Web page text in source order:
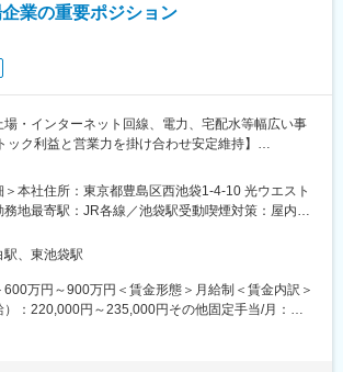
です。単なる仲介・助言にとどまらず、事業リス
ら実行フェーズに深く関与し、成果創出にコミッ
代人材の育成を通じ、組織全体のM&A支援力の高度
務内容
おける全体設計およびプロジェクトマネジメント
ナーとの意思決定支援およびステークホルダー調
ューアップに向けた戦略策定
Merger Integration）に関する実行計画策定・進捗管
業の重要ポジション
場・インターネット回線、電力、宅配水等幅広い事
ック利益と営業力を掛け合わせ安定維持】
用規模となっている光通信グループの投資管理のポ
。選定された投資対象の取引執行および約定後のオ
を責任者として管掌いただきます。
ード感のある環境で責任あるポジションをお任せい
＞本社住所：東京都豊島区西池袋1-4-10 光ウエスト
務地最寄駅：JR各線／池袋駅受動喫煙対策：屋内全
範囲：会社の定める事業所（リモートワーク含む）
、東池袋駅
600万円～900万円＜賃金形態＞月給制＜賃金内訳＞
）：220,000円～235,000円その他固定手当/月：